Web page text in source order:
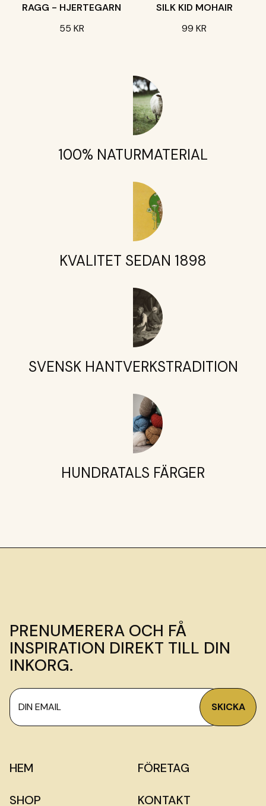
RAGG - HJERTEGARN
55 KR
SILK KID MOHAIR
99 KR
100% NATURMATERIAL
KVALITET SEDAN 1898
SVENSK HANTVERKSTRADITION
HUNDRATALS FÄRGER
PRENUMERERA OCH FÅ
INSPIRATION DIREKT TILL DIN
INKORG.
HEM
SHOP
FÖRETAG
KONTAKT